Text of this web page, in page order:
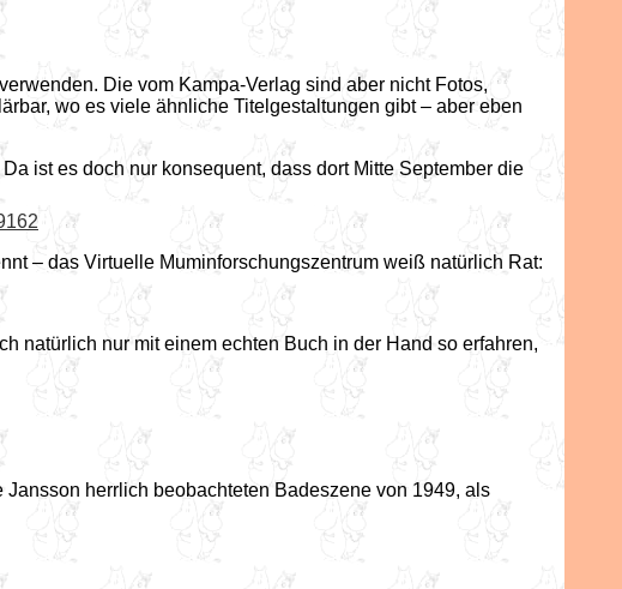
Die vom Kampa-Verlag sind aber nicht Fotos,
wo es viele ähnliche Titelgestaltungen gibt – aber eben
ist es doch nur konsequent, dass dort Mitte September die
– das Virtuelle Muminforschungszentrum weiß natürlich Rat:
natürlich nur mit einem echten Buch in der Hand so erfahren,
herrlich beobachteten Badeszene von 1949, als